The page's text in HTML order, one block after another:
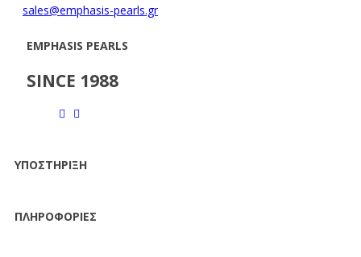
sales@emphasis-pearls.gr
EMPHASIS PEARLS
SINCE 1988
ΥΠΟΣΤΗΡΙΞΗ
ΠΛΗΡΟΦΟΡΙΕΣ